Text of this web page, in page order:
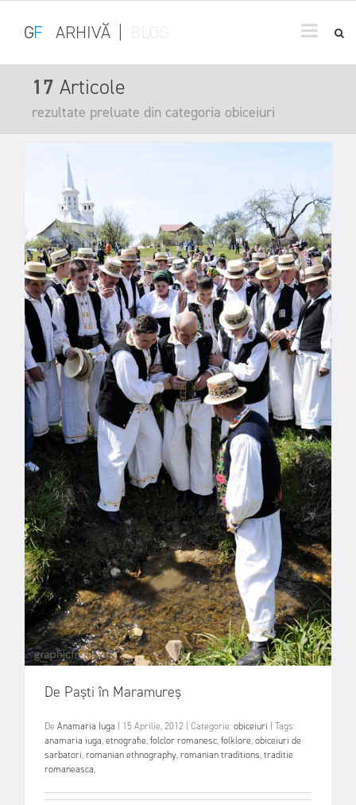
GF ARHIVĂ
17 Articole
rezultate preluate din categoria obiceiuri
De Paști în Maramureș
De Anamaria Iuga 15 Aprilie, 2012 Categorie:obiceiuri
Tags:
anamaria iuga,etnografie,folclor romanesc,folklore,obiceiuri de
sarbatori,romanian ethnography,romanian traditions,traditie
romaneasca,